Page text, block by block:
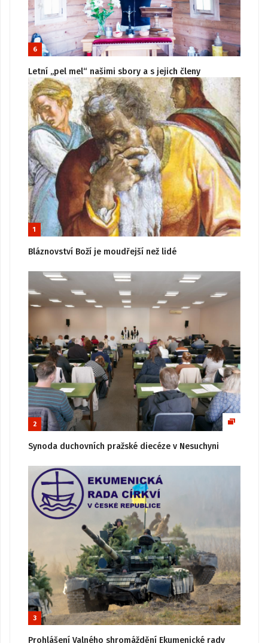
6
Letní „pel mel“ našimi sbory a s jejich členy
1
Bláznovství Boží je moudřejší než lidé
2
Synoda duchovních pražské diecéze v Nesuchyni
3
Prohlášení Valného shromáždění Ekumenické rady